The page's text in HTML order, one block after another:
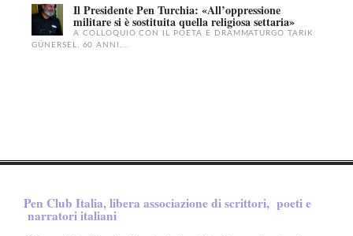
Il Presidente Pen Turchia: «All’oppressione
militare si è sostituita quella religiosa settaria»
A COLLOQUIO CON IL POETA E DRAMMATURGO TARIK
GÜNERSEL, 60 ANNI,...
Pen Club Italia, libera associazione di scrittori, poeti e
narratori italiani